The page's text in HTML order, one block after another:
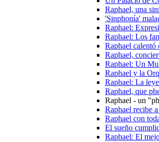
Raphael, una
'Sinphonía'
Raphael:
Raphael: Los
Raphael calentó
Raphael,
Raphael: Un
Raphael y la
Raphael: La
Raphael, que
Raphael - un
Raphael recibe
Raphael con
El sueño
Raphael: El